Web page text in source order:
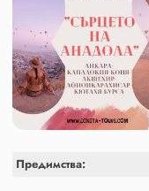
Предимства: